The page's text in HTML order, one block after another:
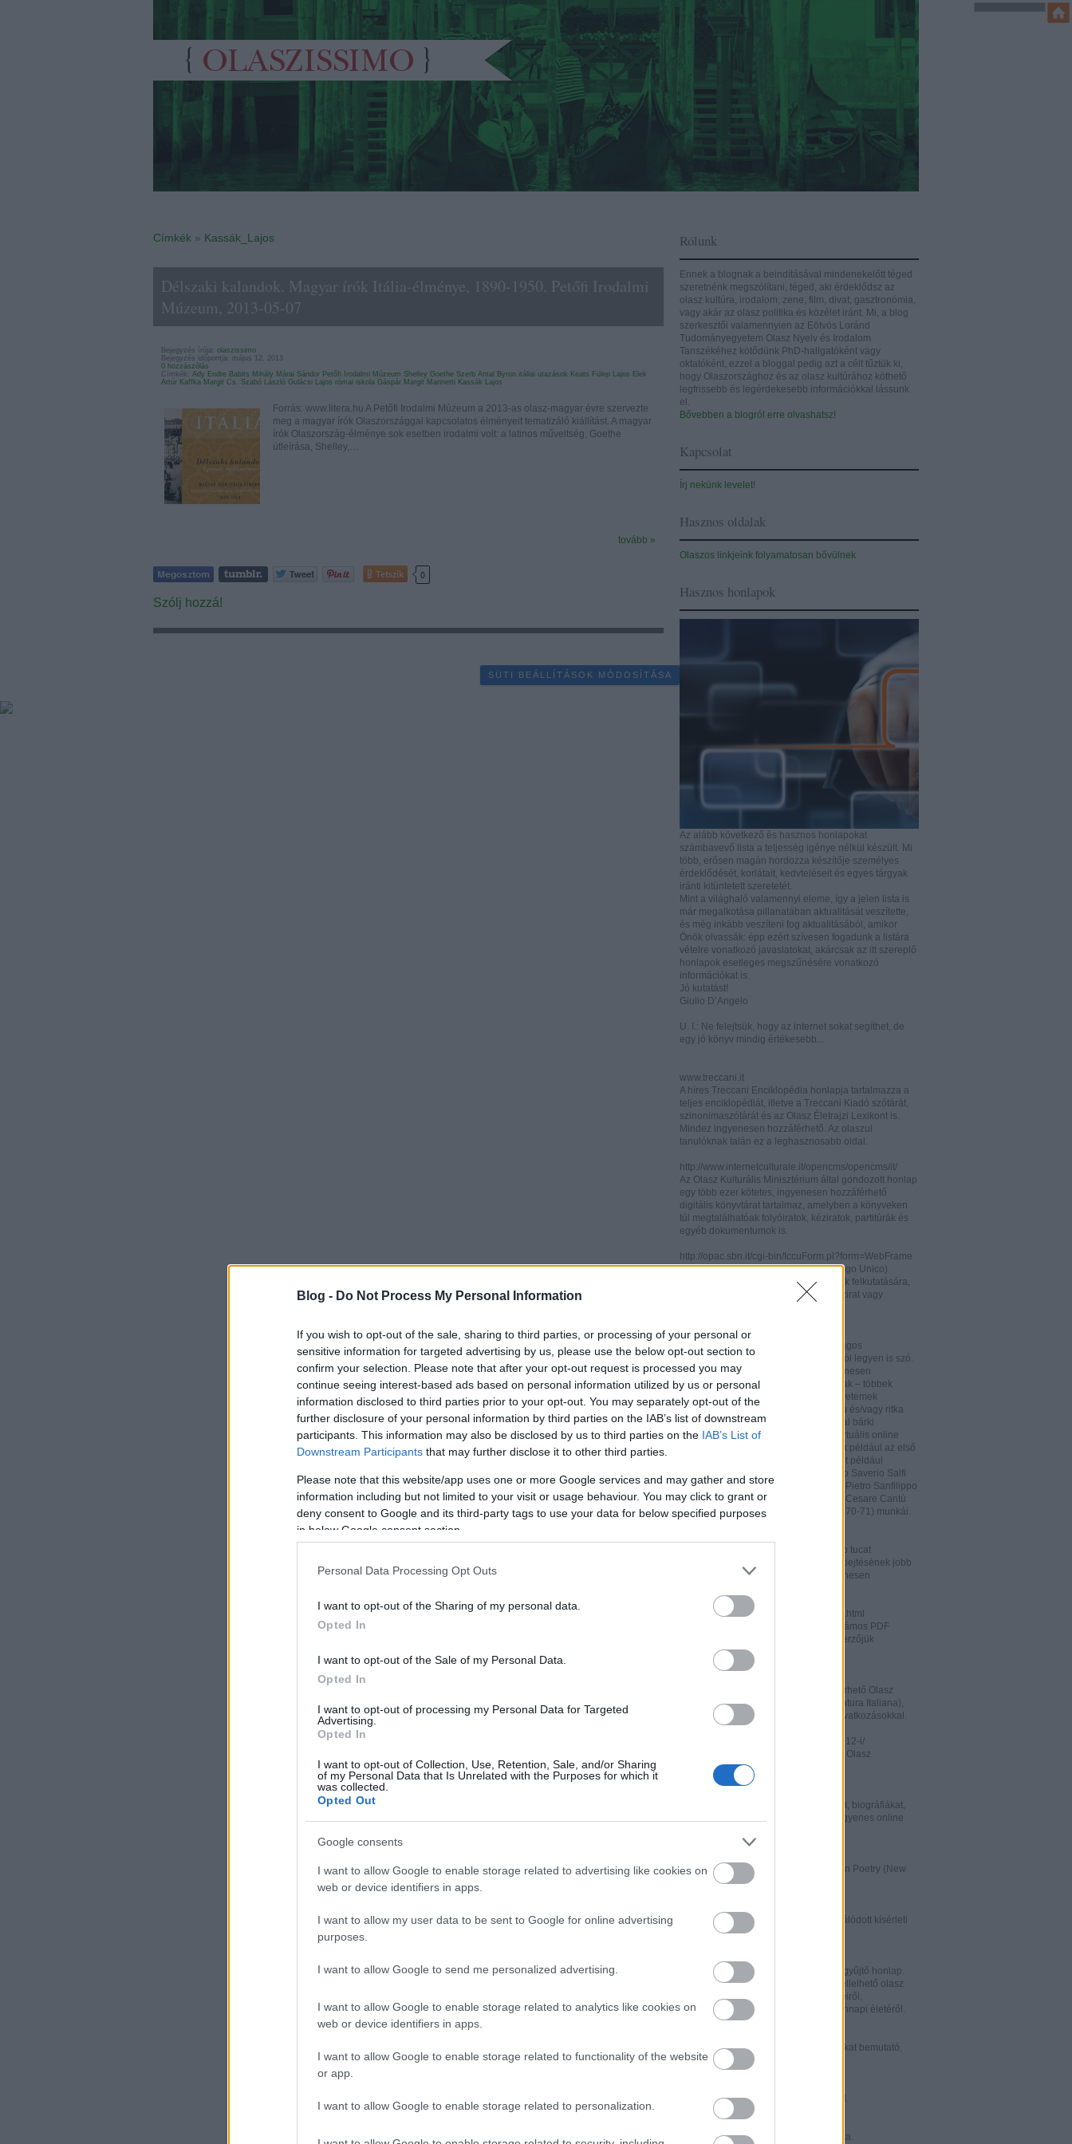
Blog - Do Not Process My Personal Information
If you wish to opt-out of the sale, sharing to third parties, or processing of your personal or
sensitive information for targeted advertising by us, please use the below opt-out section to
confirm your selection. Please note that after your opt-out request is processed you may
continue seeing interest-based ads based on personal information utilized by us or personal
information disclosed to third parties prior to your opt-out. You may separately opt-out of the
further disclosure of your personal information by third parties on the IAB’s list of downstream
participants. This information may also be disclosed by us to third parties on the IAB’s List of
Downstream Participants that may further disclose it to other third parties.
Please note that this website/app uses one or more Google services and may gather and store
information including but not limited to your visit or usage behaviour. You may click to grant or
deny consent to Google and its third-party tags to use your data for below specified purposes
in below Google consent section.
Personal Data Processing Opt Outs
I want to opt-out of the Sharing of my personal data.
Opted In
I want to opt-out of the Sale of my Personal Data.
Opted In
I want to opt-out of processing my Personal Data for Targeted
Advertising.
Opted In
I want to opt-out of Collection, Use, Retention, Sale, and/or Sharing
of my Personal Data that Is Unrelated with the Purposes for which it
was collected.
Opted Out
Google consents
I want to allow Google to enable storage related to advertising like cookies on
web or device identifiers in apps.
I want to allow my user data to be sent to Google for online advertising
purposes.
I want to allow Google to send me personalized advertising.
I want to allow Google to enable storage related to analytics like cookies on
web or device identifiers in apps.
I want to allow Google to enable storage related to functionality of the website
or app.
I want to allow Google to enable storage related to personalization.
Rólunk
Ennek a blognak a beindításával mindenekelőtt téged
szeretnénk megszólítani, téged, aki érdeklődsz az
olasz kultúra, irodalom, zene, film, divat, gasztronómia,
vagy akár az olasz politika és közélet iránt. Mi, a blog
szerkesztői valamennyien az Eötvös Loránd
Tudományegyetem Olasz Nyelv és Irodalom
Tanszékéhez kötődünk PhD-hallgatóként vagy
oktatóként, ezzel a bloggal pedig azt a célt tűztük ki,
hogy Olaszországhoz és az olasz kultúrához köthető
legfrissebb és legérdekesebb információkkal lássunk
el.
Bővebben a blogról erre olvashatsz!
Kapcsolat
Írj nekünk levelet!
Hasznos oldalak
Olaszos linkjeink folyamatosan bővülnek
Hasznos honlapok
Az alább következő és hasznos honlapokat
számbavevő lista a teljesség igénye nélkül készült. Mi
több, erősen magán hordozza készítője személyes
érdeklődését, korlátait, kedvteléseit és egyes tárgyak
iránti kitüntetett szeretetét.
Mint a világhaló valamennyi eleme, így a jelen lista is
már megalkotása pillanatában aktualitását veszítette,
és még inkább veszíteni fog aktualitásából, amikor
Önök olvassák: épp ezért szívesen fogadunk a listára
vételre vonatkozó javaslatokat, akárcsak az itt szereplő
honlapok esetleges megszűnésére vonatkozó
információkat is.
Jó kutatást!
Giulio D’Angelo
U. I.: Ne felejtsük, hogy az internet sokat segíthet, de
egy jó könyv mindig értékesebb...
www.treccani.it
A híres Treccani Enciklopédia honlapja tartalmazza a
teljes enciklopédiát, illetve a Treccani Kiadó szótárát,
szinonimaszótárát és az Olasz Életrajzi Lexikont is.
Mindez ingyenesen hozzáférhető. Az olaszul
tanulóknak talán ez a leghasznosabb oldal.
http://www.internetculturale.it/opencms/opencms/it/
Az Olasz Kulturális Minisztérium által gondozott honlap
egy több ezer kötetes, ingyenesen hozzáférhető
digitális könyvtárat tartalmaz, amelyben a könyveken
túl megtalálhatóak folyóiratok, kéziratok, partitúrák és
egyéb dokumentumok is.
http://opac.sbn.it/cgi-bin/IccuForm.pl?form=WebFrame
Az ICCU (Istituto Centrale per il Catalogo Unico)
keresőrendszere. Hasznos lehet annak felkutatására,
hogy hol lelhető fel egy-egy könyv, kézirat vagy
http://books.google.it/
A könyveknek és folyóiratoknak valóságos
kincseskamrája ez, bármelyik századról legyen is szó.
Ezen az oldalon olvashatóak és ingyenesen
letölthetőek minden nemzetiségű írónak – többek
között olaszoknak is – az amerikai egyetemek
könyvtáraiban digitalizált, első kiadású és/vagy ritka
könyvei. Egy Google vagy Gmail fiókkal bárki
létrehozhatja és megőrizheti a saját virtuális online
könyvtárát. A honlapon megtalálhatóak például az első
olasz irodalomtörténeti munkák is, mint például
Girolamo Tiraboschi (1825), Francesco Saverio Salfi
(1834), Giuseppe Maffei (1852-1853), Pietro Sanfilippo
(1859), Paolo Emiliani-Giudici (1863), Cesare Cantù
(1865) vagy Francesco De Sanctis (1870-71) munkái.
2.495 e-könyv, 6.320 zenei darab, több tucat
hangoskönyv segíthet az olasz nyelv kiejtésének jobb
elsajátításában. Valamennyi file ingyenesen
http://www.letteraturaitaliana.net/index.html
Az előzőhöz nagyon hasonló oldal, számos PDF
formátumú olasz irodalmi művel és szerzőjük
életrajzával gazdagítva.
Antonio Piromalli ingyenesen hozzáférhető Olasz
irodalomtörténet-e (Storia della Letteratura Italiana),
digitális keresőprogrammal és hiperhivatkozásokkal.
http://www3.unibo.it/boll900/numeri/2012-i/
«Bollettino '900». A Bolognai Egyetem Olasz
Tanszékének online folyóirata.
Régi és kortárs olasz irodalmi műveket, biográfiákat,
szerzőket és recenziókat bemutató, ingyenes online
Gradiva - International Journal of Italian Poetry (New
York - Roma)
Az iskolai irodalomoktatásra specializálódott kísérleti
folyóirat.
A világ italianisztikai folyóiratait egybegyűjtő honlap.
Számos információt kínál a világban fellelhető olasz
tanszékek folyóiratairól, kiadott könyveiről,
publikációiról, ösztöndíjairól és mindennapi életéről.
Régi és ritka történelmi dokumentumokat bemutató,
érdekes és könnyen átlátható honlap.
Irodalmi és egyéb témákat kínáló oldal.
A rangos olasz folyóirat online változata.
Címkék » Kassák_Lajos
Délszaki kalandok. Magyar írók Itália-élménye, 1890-1950. Petőfi Irodalmi
Múzeum, 2013-05-07
Bejegyzés írója: olaszissimo
Bejegyzés időpontja: május 12, 2013
0 hozzászólás
Címkék: Ady Endre Babits Mihály Márai Sándor Petőfi Irodalmi Múzeum Shelley Goethe Szerb Antal Byron itáliai utazások Keats Fülep Lajos Elek
Artúr Kaffka Margit Cs. Szabó László Gulácsi Lajos római iskola Gáspár Margit Marinetti Kassák Lajos
Forrás: www.litera.hu A Petőfi Irodalmi Múzeum a 2013-as olasz-magyar évre szervezte
meg a magyar írók Olaszországgal kapcsolatos élményeit tematizáló kiállítást. A magyar
írók Olaszország-élménye sok esetben irodalmi volt: a latinos műveltség, Goethe
útleírása, Shelley,…
tovább »
Tetszik 0
Szólj hozzá!
SÜTI BEÁLLÍTÁSOK MÓDOSÍTÁSA